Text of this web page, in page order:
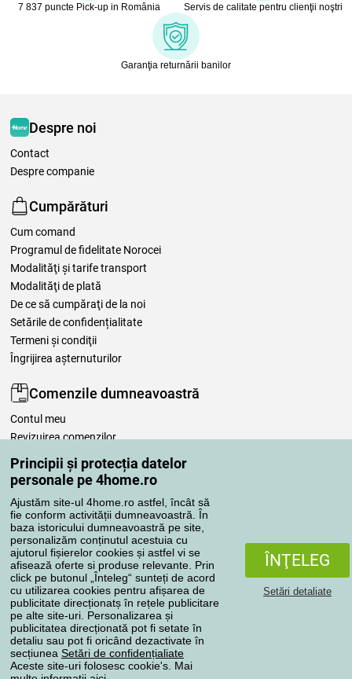
Principii și protecția datelor
personale pe 4home.ro
Ajustăm site-ul 4home.ro astfel, încât să
fie conform activității dumneavoastră. În
baza istoricului dumneavoastră pe site,
personalizăm conținutul acestuia cu
ajutorul fișierelor cookies și astfel vi se
afisează oferte si produse relevante. Prin
click pe butonul „Înteleg“ sunteți de acord
cu utilizarea cookies pentru afișarea de
publicitate direcționatș în rețele publicitare
pe alte site-uri. Personalizarea și
publicitatea direcționată pot fi setate în
detaliu sau pot fi oricând dezactivate în
secțiunea Setări de confidențialiate
Aceste site-uri folosesc cookie's. Mai
ÎNŢELEG
Setări detaliate
7 837 puncte Pick-up in România Servis de calitate pentru clienţii noştri
Garanţia returnării banilor
Despre noi
Contact
Despre companie
Cumpărături
Cum comand
Programul de fidelitate Norocei
Modalităţi şi tarife transport
Modalităţi de plată
De ce să cumpăraţi de la noi
Setările de confidențialitate
Termeni şi condiţii
Îngrijirea așternuturilor
Comenzile dumneavoastră
Contul meu
Revizuirea comenzilor
Reclamaţii
Retragere de la contract
Regulile de procesare a recenziilor
Metode de transport
Metode de plată
Magazin de încredere